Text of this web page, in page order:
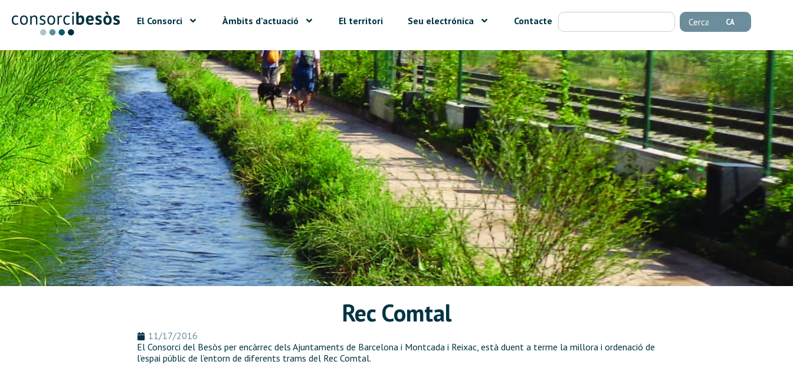
El Consorci Àmbits d’actuació El territori Seu electrónica Contacte Cerca CA
Rec Comtal
11/17/2016
El Consorci del Besòs per encàrrec dels Ajuntaments de Barcelona i Montcada i Reixac, està duent a terme la millora i ordenació de
l’espai públic de l’entorn de diferents trams del Rec Comtal.